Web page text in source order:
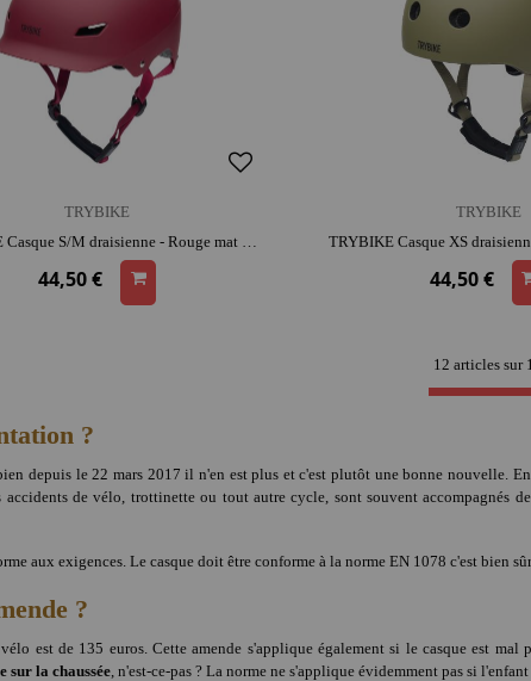
TRYBIKE
TRYBIKE Casque S/M draisienne - Rouge mat | dès 3 ans | look rétro | adapté aux petites têtes | apprentissage de l'équilibre
44,50 €
TRYBIKE
44,50 €
12 articles sur
?
depuis le 22 mars 2017 il n'en est plus et c'est plutôt une bonne nouvelle.
de vélo, trottinette ou tout autre cycle, sont souvent accompagnés
aux exigences. Le casque doit être conforme à la norme EN 1078 c'est bien sûr
?
est de 135 euros. Cette amende s'applique également si le casque est
sur la chaussée , n'est-ce-pas ? La norme ne s'applique évidemment pas si